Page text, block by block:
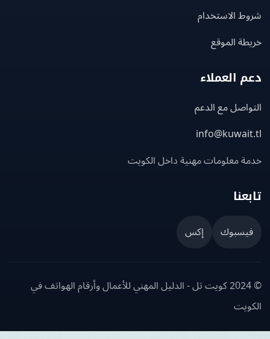
الاستخدام
الموقع
العملاء
مع الدعم
معلومات مهنية داخل الكويت
إكس
© 2024 كويت تل - الدليل المهني للأعمال وأرقام الهواتف في